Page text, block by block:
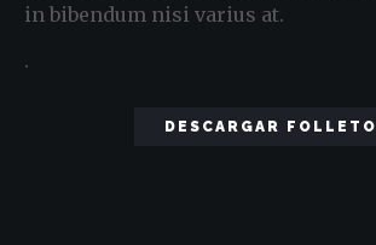
in bibendum nisi varius at.
.
DESCARGAR FOLLETO